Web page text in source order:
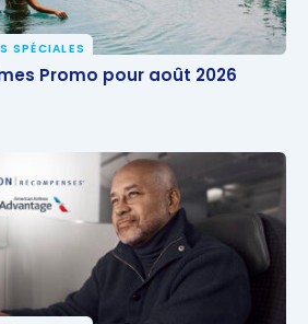
Promo pour août 2026
SPÉCIALES
Promo pour août 2026